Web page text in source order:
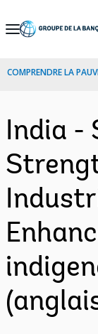
Skip
Navigation
COMPRENDRE LA
India -